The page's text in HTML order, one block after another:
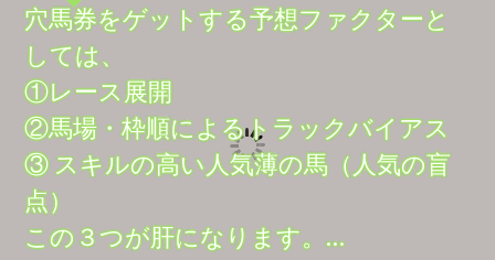
穴馬券をゲットする予想ファクターと
しては、
①レース展開
②馬場・枠順によるトラックバイアス
③ スキルの高い人気薄の馬（人気の盲
点）
この３つが肝になります。…